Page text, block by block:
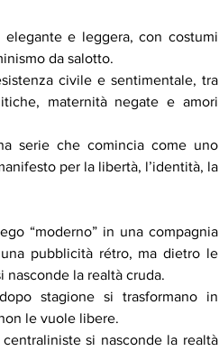
e leggera, con costumi
da salotto.
civile e sentimentale, tra
maternità negate e amori
serie che comincia come uno
per la libertà, l’identità, la
“moderno” in una compagnia
pubblicità rétro, ma dietro le
la realtà cruda.
stagione si trasformano in
le vuole libere.
si nasconde la realtà